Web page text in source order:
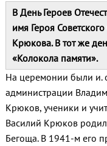
В День Героев
имя Героя
Крюкова. В тот же
«Колокола памяти».
На церемонии были и.
администрации
Крюков, ученики и
Василий Крюков
Бегоща. В 1941‑м его